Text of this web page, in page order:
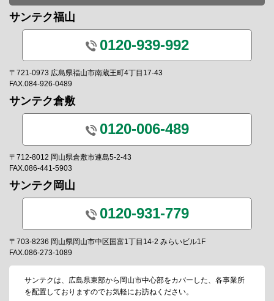
サンテク福山
0120-939-992
〒721-0973 広島県福山市南蔵王町4丁目17-43
FAX.084-926-0489
サンテク倉敷
0120-006-489
〒712-8012 岡山県倉敷市連島5-2-43
FAX.086-441-5903
サンテク岡山
0120-931-779
〒703-8236 岡山県岡山市中区国富1丁目14-2 みらいビル1F
FAX.086-273-1089
サンテクは、広島県東部から岡山市中心部をカバーした、各事業所
を配置しておりますのでお気軽にお訪ねください。